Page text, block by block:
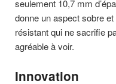
seulement 10,7 mm
donne un aspect sobre
résistant qui ne sacrifie
agréable à voir.
Innovation